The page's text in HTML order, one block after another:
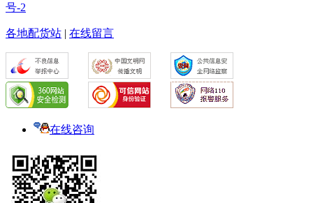
号-2
各地配货站 | 在线留言
在线咨询